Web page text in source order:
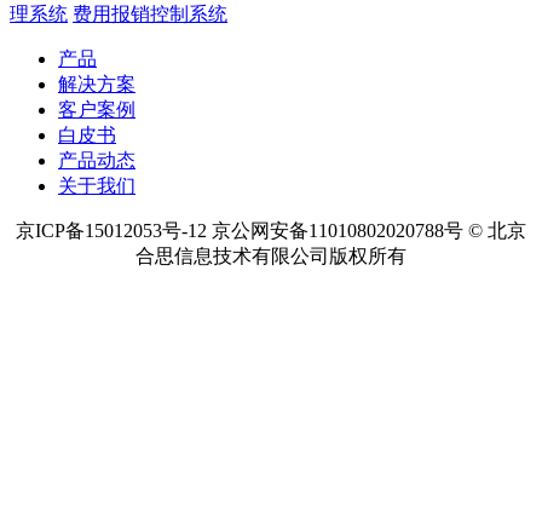
理系统 费用报销控制系统
产品
解决方案
客户案例
白皮书
产品动态
关于我们
京ICP备15012053号-12 京公网安备11010802020788号 © 北京
合思信息技术有限公司版权所有